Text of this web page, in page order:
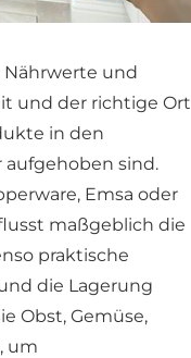
Nährwerte und
und der richtige Ort
in den
sind.
Emsa oder
maßgeblich die
praktische
die Lagerung
Obst, Gemüse,
um